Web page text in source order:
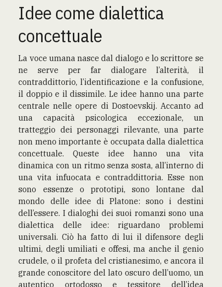
Idee come dialettica
concettuale
La voce umana nasce dal dialogo e lo scrittore se
ne serve per far dialogare l’alterità, il
contraddittorio, l’identificazione e la confusione,
il doppio e il dissimile. Le idee hanno una parte
centrale nelle opere di Dostoevskij. Accanto ad
una capacità psicologica eccezionale, un
tratteggio dei personaggi rilevante, una parte
non meno importante è occupata dalla dialettica
concettuale. Queste idee hanno una vita
dinamica con un ritmo senza sosta, all’interno di
una vita infuocata e contraddittoria. Esse non
sono essenze o prototipi, sono lontane dal
mondo delle idee di Platone: sono i destini
dell’essere. I dialoghi dei suoi romanzi sono una
dialettica delle idee: riguardano problemi
universali. Ciò ha fatto di lui il difensore degli
ultimi, degli umiliati e offesi, ma anche il genio
crudele, o il profeta del cristianesimo, e ancora il
grande conoscitore del lato oscuro dell’uomo, un
autentico ortodosso e tessitore dell’idea